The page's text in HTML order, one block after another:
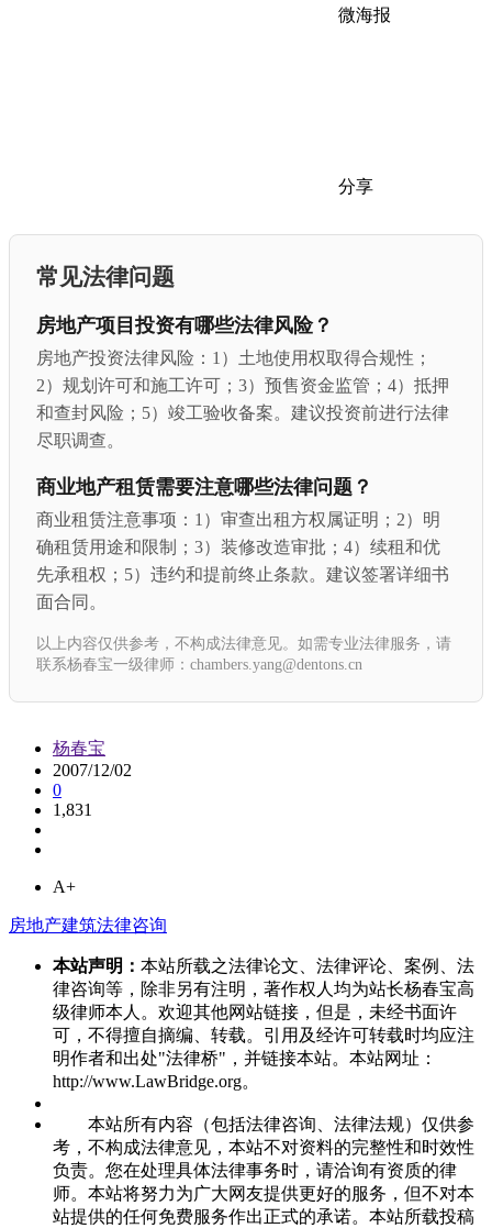
微海报
分享
常见法律问题
房地产项目投资有哪些法律风险？
房地产投资法律风险：1）土地使用权取得合规性；
2）规划许可和施工许可；3）预售资金监管；4）抵押
和查封风险；5）竣工验收备案。建议投资前进行法律
尽职调查。
商业地产租赁需要注意哪些法律问题？
商业租赁注意事项：1）审查出租方权属证明；2）明
确租赁用途和限制；3）装修改造审批；4）续租和优
先承租权；5）违约和提前终止条款。建议签署详细书
面合同。
以上内容仅供参考，不构成法律意见。如需专业法律服务，请
联系杨春宝一级律师：chambers.yang@dentons.cn
杨春宝
2007/12/02
0
1,831
A+
房地产建筑法律咨询
本站声明： 本站所载之法律论文、法律评论、案例、法
律咨询等，除非另有注明，著作权人均为站长杨春宝高
级律师本人。欢迎其他网站链接，但是，未经书面许
可，不得擅自摘编、转载。引用及经许可转载时均应注
明作者和出处"法律桥"，并链接本站。本站网址：
http://www.LawBridge.org。
本站所有内容（包括法律咨询、法律法规）仅供参
考，不构成法律意见，本站不对资料的完整性和时效性
负责。您在处理具体法律事务时，请洽询有资质的律
师。本站将努力为广大网友提供更好的服务，但不对本
站提供的任何免费服务作出正式的承诺。本站所载投稿